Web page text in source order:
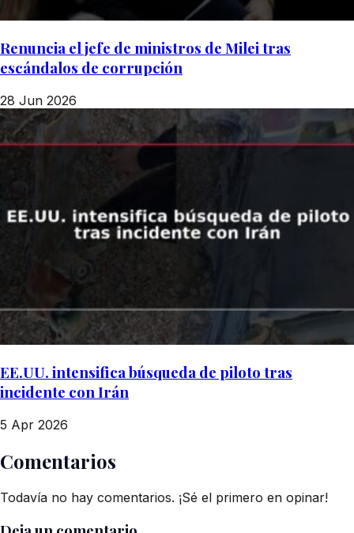
Renuncia el jefe de ministros de Milei tras
escándalos de corrupción
28 Jun 2026
EE.UU. intensifica búsqueda de piloto tras
incidente con Irán
5 Apr 2026
Comentarios
Todavía no hay comentarios. ¡Sé el primero en opinar!